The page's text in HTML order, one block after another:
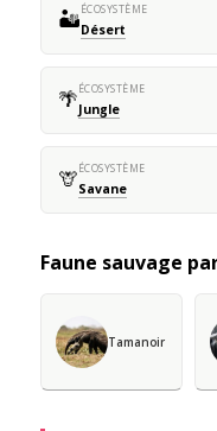
🏜️ÉCOSYSTÈME
Désert
🌴ÉCOSYSTÈME
Jungle
🦒ÉCOSYSTÈME
Savane
Faune sauvage
Tamanoir